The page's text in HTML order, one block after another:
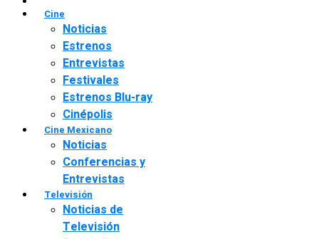
Cine
Noticias
Estrenos
Entrevistas
Festivales
Estrenos Blu-ray
Cinépolis
Cine Mexicano
Noticias
Conferencias y
Entrevistas
Televisión
Noticias de
Televisión